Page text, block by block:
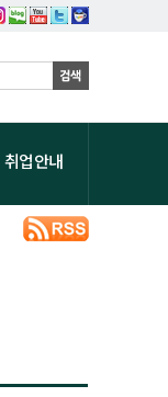
취업안내